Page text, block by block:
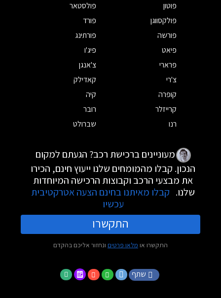
פוטון
פולסטאר
פולקסווגן
פורד
פורשה
פורתינג
פיאט
פיג'ו
פרארי
צ'אנגן
צ'רי
קאדילק
קופרה
קיה
קרייזלר
רובר
רנו
שברולט
מעוניינים ברכישת רכב? הגעתם למקום
הנכון. קבלו מהמומחים שלנו ייעוץ חינם, הכירו
את מבצעי הרכב וקבוצות הרכישה המיוחדות
שלנו. קבלו מאיתנו בחינם הצעה אטרקטיבית
עכשיו
התקשרו
התקשרו או מלאו פרטים ונחזור אליכם בהקדם
שתף